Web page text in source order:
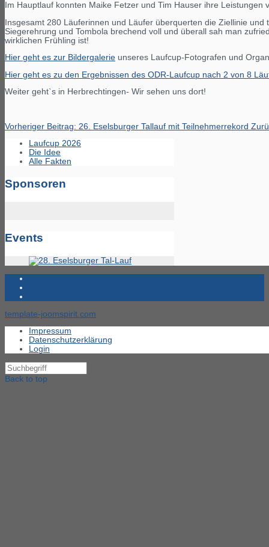
Im Hauptlauf konnten Maike Fetzer und Tim Hauser ihre
Insgesamt 280 Läuferinnen und Läufer überquerten die Ziellinie
Siegerehrung und Tombola brechend voll und überall sah man
wirklichen Frühling ist!
Hier geht es zur Bildergalerie unseres Laufcup-Fotografen und
Hier geht es zu den Ergebnissen des ODR-Laufcup nach 2 von 8
Weiter geht`s in Herbrechtingen- Wir sehen uns dort!
Vorheriger Beitrag: 26. Eselsburger Tallauf mit Teilnehmerrekord
Laufcup 2026
Die Idee
Alle Fakten
Sponsoren
Events
template-joomspirit.com
Impressum
Datenschutzerklärung
Login
Back to top